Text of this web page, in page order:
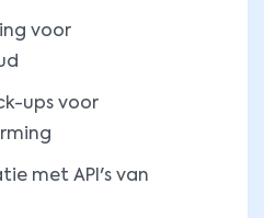
voor
ups voor
met API's van